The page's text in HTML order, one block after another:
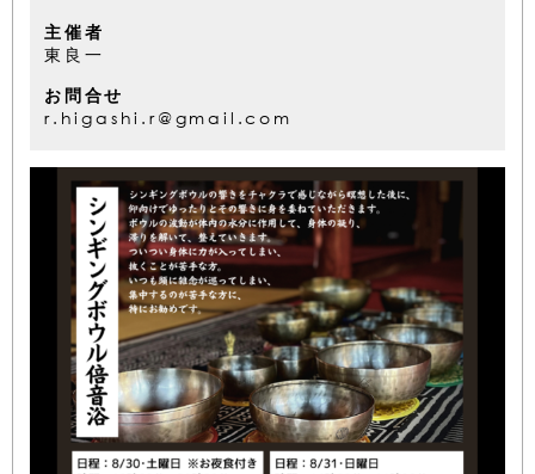
主催者
東良一
お問合せ
r.higashi.r@gmail.com